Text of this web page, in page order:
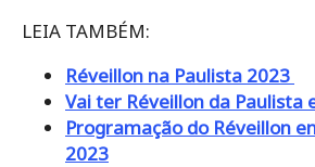
LEIA TAMBÉM:
Réveillon na Paulista 2023
Vai ter Réveillon da Paulista
Programação do Réveillon
2023